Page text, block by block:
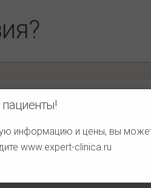
информацию и цены, вы
www.expert-clinica.ru
о развитии кровотечения в